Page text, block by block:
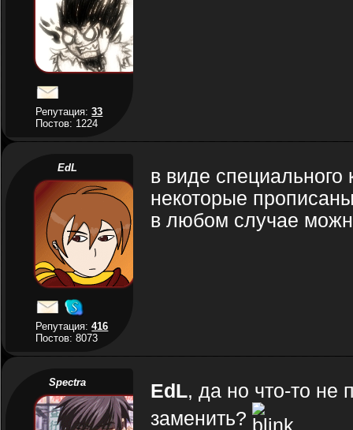
Репутация:33
Постов: 1224
EdL
Репутация:416
Постов: 8073
в виде специального
некоторые
в любом случае
Spectra EdL, да но что-то не
заменить?